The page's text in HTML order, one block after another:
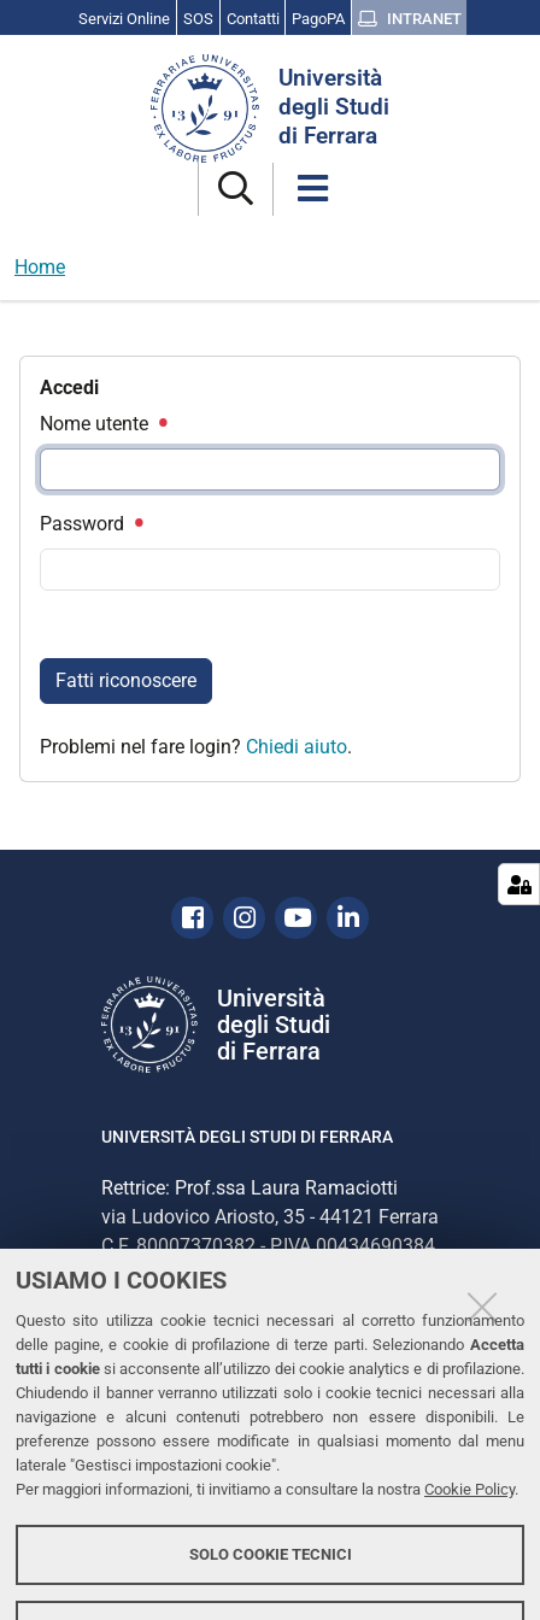
USIAMO I COOKIES
Questo sito utilizza cookie tecnici necessari al corretto funzionamento
delle pagine, e cookie di profilazione di terze parti. Selezionando Accetta
tutti i cookiesi acconsente all’utilizzo dei cookie analytics e di profilazione.
Chiudendo il banner verranno utilizzati solo i cookie tecnici necessari alla
navigazione e alcuni contenuti potrebbero non essere disponibili. Le
preferenze possono essere modificate in qualsiasi momento dal menu
laterale "Gestisci impostazioni cookie".
Per maggiori informazioni, ti invitiamo a consultare la nostra Cookie Policy.
SOLO COOKIE TECNICI
Servizi Online SOS Contatti PagoPA INTRANET
Università
degli Studi
di Ferrara
Home
Accedi
Nome utente
Password
Fatti riconoscere
Problemi nel fare login? Chiedi aiuto.
Facebook
Instagram
YoutubeLinkedin
Università
degli Studi
di Ferrara
UNIVERSITÀ DEGLI STUDI DI FERRARA
Rettrice: Prof.ssa Laura Ramaciotti
via Ludovico Ariosto, 35 - 44121 Ferrara
C.F. 80007370382 - P.IVA 00434690384
CONTATTI
Tel. +39 0532 293111
Fax. +39 0532 293031
PEC
LINKS
Accessibilità
Protezione dati personali